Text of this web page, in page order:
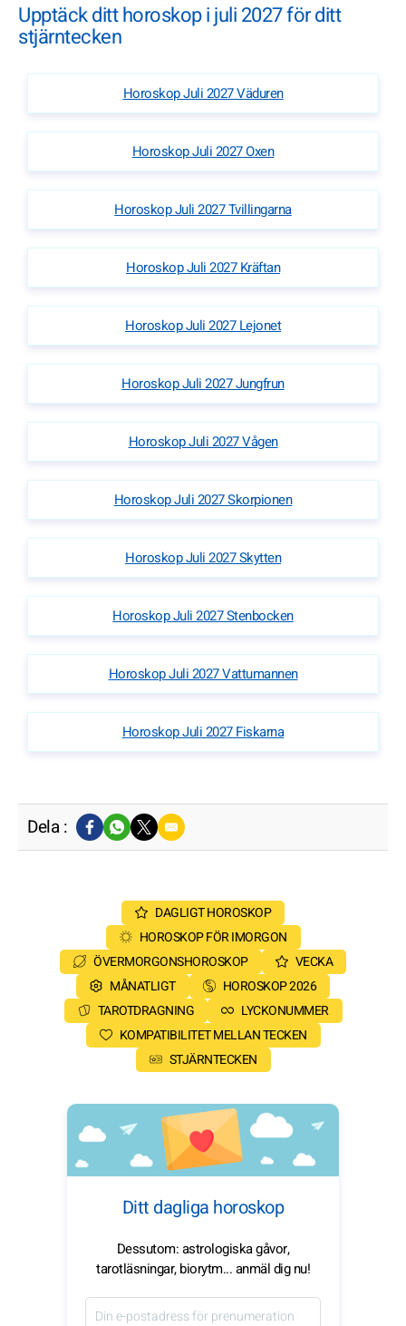
Upptäck ditt horoskop i juli 2027 för ditt
stjärntecken
Horoskop Juli 2027 Väduren
Horoskop Juli 2027 Oxen
Horoskop Juli 2027 Tvillingarna
Horoskop Juli 2027 Kräftan
Horoskop Juli 2027 Lejonet
Horoskop Juli 2027 Jungfrun
Horoskop Juli 2027 Vågen
Horoskop Juli 2027 Skorpionen
Horoskop Juli 2027 Skytten
Horoskop Juli 2027 Stenbocken
Horoskop Juli 2027 Vattumannen
Horoskop Juli 2027 Fiskarna
Dela :
DAGLIGT HOROSKOP
HOROSKOP FÖR IMORGON
ÖVERMORGONSHOROSKOP
VECKA
MÅNATLIGT
HOROSKOP 2026
TAROTDRAGNING
LYCKONUMMER
KOMPATIBILITET MELLAN TECKEN
STJÄRNTECKEN
Ditt dagliga horoskop
Dessutom: astrologiska gåvor,
tarotläsningar, biorytm... anmäl dig nu!